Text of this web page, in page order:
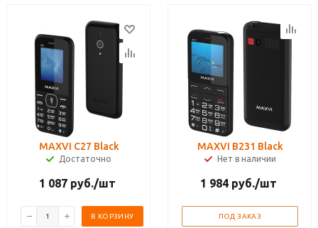
MAXVI C27 Black
Достаточно
1 087 руб./шт
В КОРЗИНУ
MAXVI B231 Black
Нет в наличии
1 984 руб./шт
ПОД ЗАКАЗ